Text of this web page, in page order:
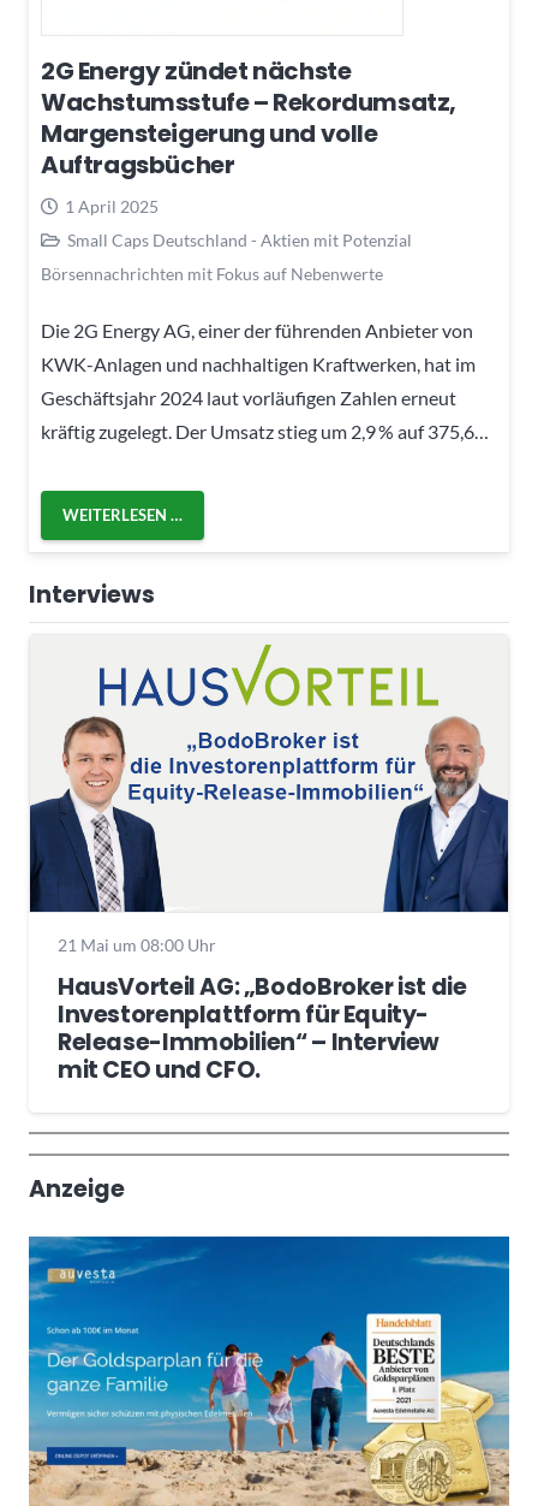
2G Energy zündet nächste
Wachstumsstufe – Rekordumsatz,
Margensteigerung und volle
Auftragsbücher
1 April 2025
Small Caps Deutschland - Aktien mit Potenzial
Börsennachrichten mit Fokus auf Nebenwerte
Die 2G Energy AG, einer der führenden Anbieter von
KWK-Anlagen und nachhaltigen Kraftwerken, hat im
Geschäftsjahr 2024 laut vorläufigen Zahlen erneut
kräftig zugelegt. Der Umsatz stieg um 2,9 % auf 375,6…
WEITERLESEN …
Interviews
21 Mai um 08:00 Uhr
HausVorteil AG: „BodoBroker ist die
Investorenplattform für Equity-
Release-Immobilien“ – Interview
mit CEO und CFO.
Wochenrückblick
Trendthemen
Anzeige